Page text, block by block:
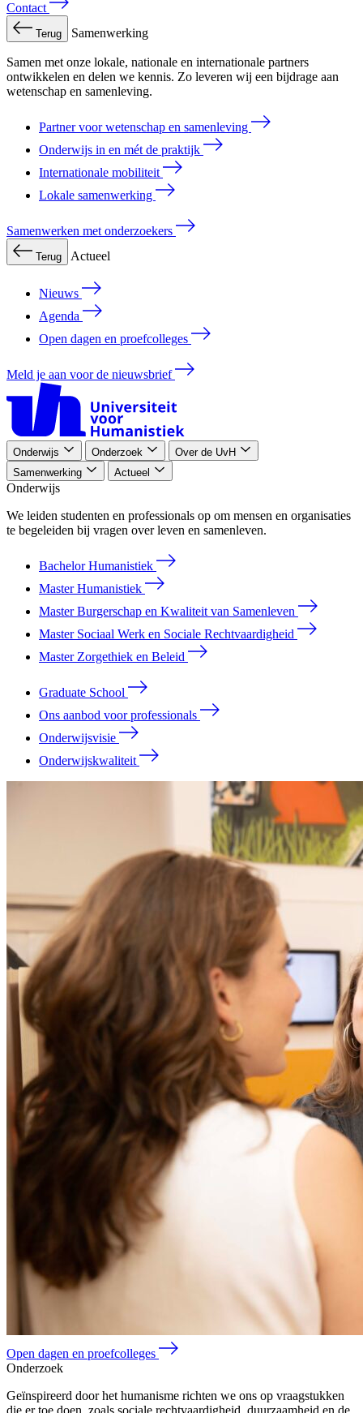
Contact
Terug Samenwerking
Samen met onze lokale, nationale en internationale partners
ontwikkelen en delen we kennis. Zo leveren wij een bijdrage aan
wetenschap en samenleving.
Partner voor wetenschap en samenleving
Onderwijs in en mét de praktijk
Internationale mobiliteit
Lokale samenwerking
Samenwerken met onderzoekers
Terug Actueel
Nieuws
Agenda
Open dagen en proefcolleges
Meld je aan voor de nieuwsbrief
Onderwijs Onderzoek
Over de UvH
Samenwerking
Actueel
Onderwijs
We leiden studenten en professionals op om mensen en organisaties
te begeleiden bij vragen over leven en samenleven.
Bachelor Humanistiek
Master Humanistiek
Master Burgerschap en Kwaliteit van Samenleven
Master Sociaal Werk en Sociale Rechtvaardigheid
Master Zorgethiek en Beleid
Graduate School
Ons aanbod voor professionals
Onderwijsvisie
Onderwijskwaliteit
Open dagen en proefcolleges
Onderzoek
Geïnspireerd door het humanisme richten we ons op vraagstukken
die er toe doen, zoals sociale rechtvaardigheid, duurzaamheid en de